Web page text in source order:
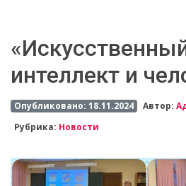
интеллект и
Опубликовано: 18.11.2024 Автор:
Рубрика: Новости